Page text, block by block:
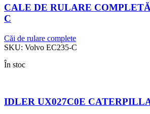
CALE DE RULARE
C
Căi de rulare complete
SKU: Volvo EC235-C
În stoc
IDLER UX027C0E